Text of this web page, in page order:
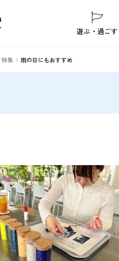
遊ぶ・過ごす
特集 雨の日にもおすすめ